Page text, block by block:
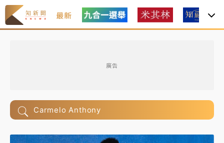
最新
廣告
Carmelo Anthony